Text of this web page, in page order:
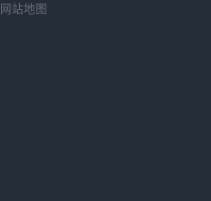
网站地图